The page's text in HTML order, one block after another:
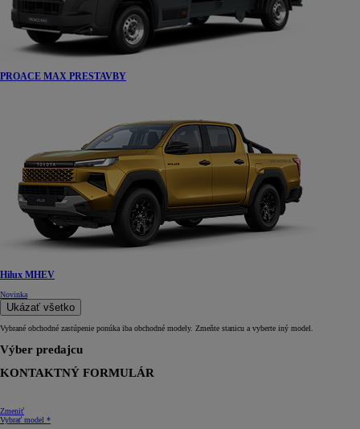
PROACE MAX PRESTAVBY
Hilux MHEV
Novinka
Ukázať všetko
Vybrané obchodné zastúpenie ponúka iba obchodné modely. Zmeňte stanicu a vyberte iný model.
Výber predajcu
KONTAKTNÝ FORMULÁR
Zmeniť
Vybrať model *